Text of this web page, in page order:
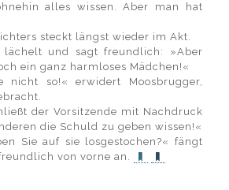
alles wissen. Aber man hat
steckt längst wieder im Akt.
lächelt und sagt freundlich: »Aber
ein ganz harmloses Mädchen!«
nicht so!« erwidert Moosbrugger,
der Vorsitzende mit Nachdruck
die Schuld zu geben wissen!«
Sie auf sie losgestochen?« fängt
von vorne an.